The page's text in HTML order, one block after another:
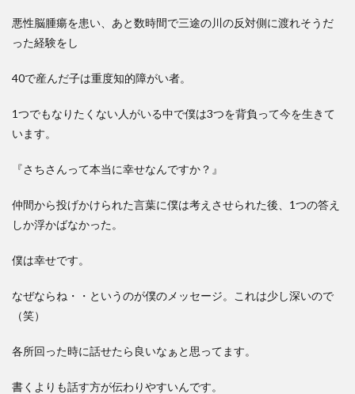
悪性脳腫瘍を患い、あと数時間で三途の川の反対側に渡れそうだ
った経験をし
40で産んだ子は重度知的障がい者。
1つでもなりたくない人がいる中で僕は3つを背負って今を生きて
います。
『さちさんって本当に幸せなんですか？』
仲間から投げかけられた言葉に僕は考えさせられた後、1つの答え
しか浮かばなかった。
僕は幸せです。
なぜならね・・というのが僕のメッセージ。これは少し深いので
（笑）
各所回った時に話せたら良いなぁと思ってます。
書くよりも話す方が伝わりやすいんです。